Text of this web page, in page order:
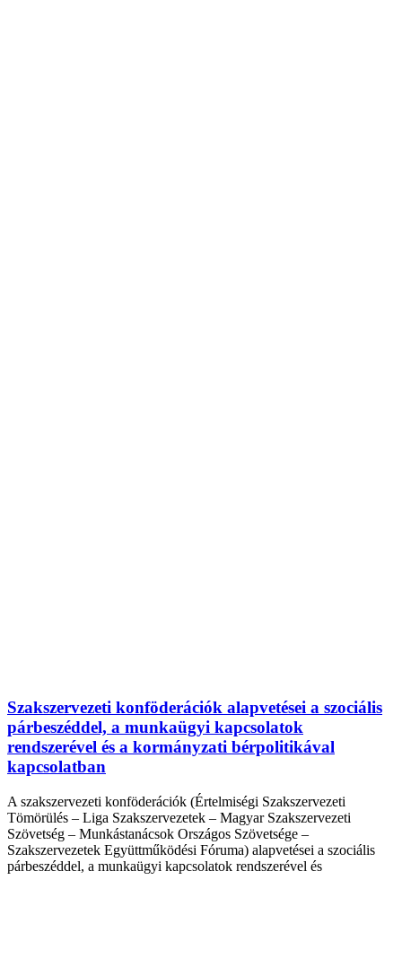
Szakszervezeti konföderációk alapvetései a szociális
párbeszéddel, a munkaügyi kapcsolatok
rendszerével és a kormányzati bérpolitikával
kapcsolatban
A szakszervezeti konföderációk (Értelmiségi Szakszervezeti
Tömörülés – Liga Szakszervezetek – Magyar Szakszervezeti
Szövetség – Munkástanácsok Országos Szövetsége –
Szakszervezetek Együttműködési Fóruma) alapvetései a szociális
párbeszéddel, a munkaügyi kapcsolatok rendszerével és